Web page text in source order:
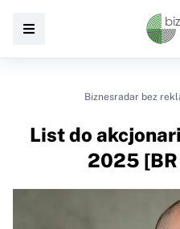
Biznesradar bez
List do
2025